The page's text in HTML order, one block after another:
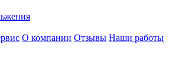
О компании Отзывы Наши работы